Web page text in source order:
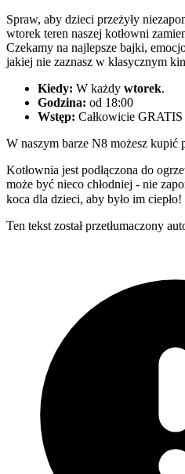
Spraw, aby dzieci przeżyły
wtorek teren naszej kotłowni
Czekamy na najlepsze bajki,
jakiej nie zaznasz w klasycznym
Kiedy: W każdy wtorek.
Godzina: od 18:00
Wstęp: Całkowicie GRATIS
W naszym barze N8 możesz kupić
Kotłownia jest podłączona do
może być nieco chłodniej - nie
koca dla dzieci, aby było im
Ten tekst został przetłumaczony